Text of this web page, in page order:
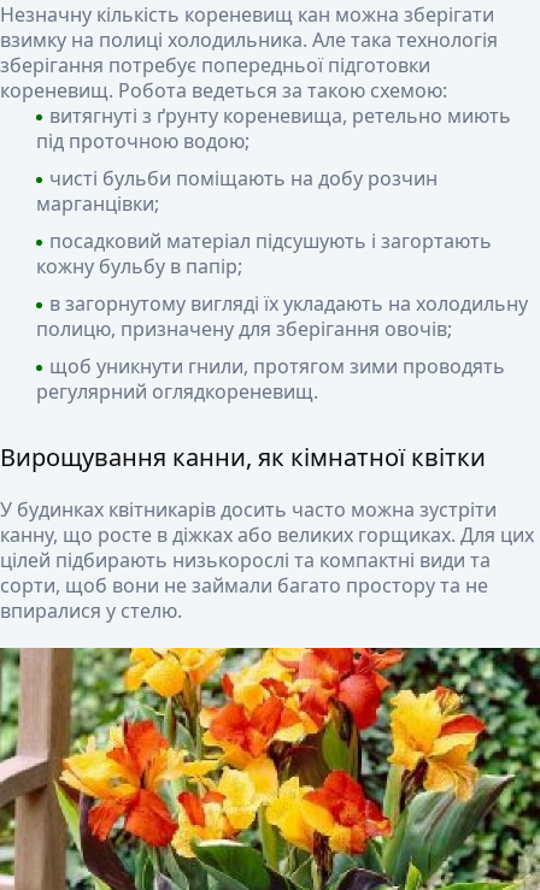
Незначну кількість кореневищ кан можна зберігати
взимку на полиці холодильника. Але така технологія
зберігання потребує попередньої підготовки
кореневищ. Робота ведеться за такою схемою:
витягнуті з ґрунту кореневища, ретельно миють
під проточною водою;
чисті бульби поміщають на добу розчин
марганцівки;
посадковий матеріал підсушують і загортають
кожну бульбу в папір;
в загорнутому вигляді їх укладають на холодильну
полицю, призначену для зберігання овочів;
щоб уникнути гнили, протягом зими проводять
регулярний оглядкореневищ.
Вирощування канни, як кімнатної квітки
У будинках квітникарів досить часто можна зустріти
канну, що росте в діжках або великих горщиках. Для цих
цілей підбирають низькорослі та компактні види та
сорти, щоб вони не займали багато простору та не
впиралися у стелю.